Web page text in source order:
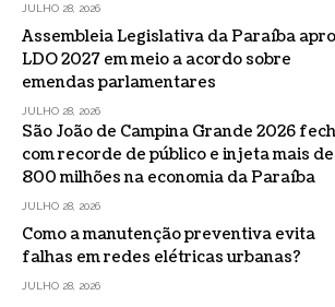
JULHO 28, 2026
Assembleia Legislativa da Paraíba
LDO 2027 em meio a acordo sobre
emendas parlamentares
JULHO 28, 2026
São João de Campina Grande 2026
com recorde de público e injeta mais de
800 milhões na economia da Paraíba
JULHO 28, 2026
Como a manutenção preventiva evita
falhas em redes elétricas urbanas?
JULHO 28, 2026